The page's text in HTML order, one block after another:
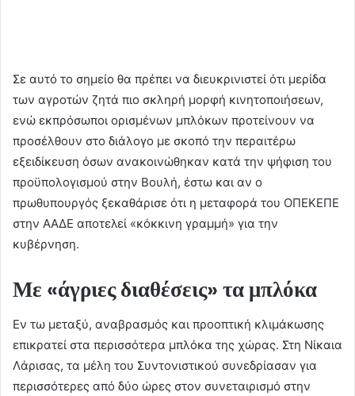
Σε αυτό το σημείο θα πρέπει να διευκρινιστεί ότι μερίδα
των αγροτών ζητά πιο σκληρή μορφή κινητοποιήσεων,
ενώ εκπρόσωποι ορισμένων μπλόκων προτείνουν να
προσέλθουν στο διάλογο με σκοπό την περαιτέρω
εξειδίκευση όσων ανακοινώθηκαν κατά την ψήφιση του
προϋπολογισμού στην Βουλή, έστω και αν ο
πρωθυπουργός ξεκαθάρισε ότι η μεταφορά του ΟΠΕΚΕΠΕ
στην ΑΑΔΕ αποτελεί «κόκκινη γραμμή» για την
κυβέρνηση.
Με «άγριες διαθέσεις» τα μπλόκα
Εν τω μεταξύ, αναβρασμός και προοπτική κλιμάκωσης
επικρατεί στα περισσότερα μπλόκα της χώρας. Στη Νίκαια
Λάρισας, τα μέλη του Συντονιστικού συνεδρίασαν για
περισσότερες από δύο ώρες στον συνεταιρισμό στην